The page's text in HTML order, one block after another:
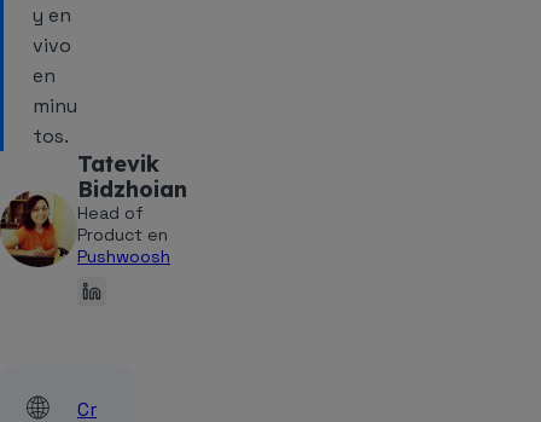
y en
vivo
en
minu
tos.
Tatevik
Bidzhoian
Head of
Product en
Pushwoosh
🌐 Cr